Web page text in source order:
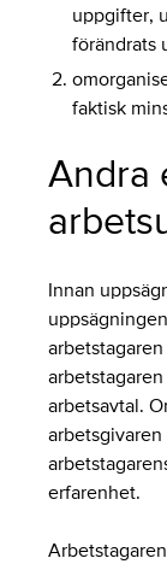
uppgifter,
förändrats
faktisk
Andra
Innan
arbetsavtal.
erfarenhet.